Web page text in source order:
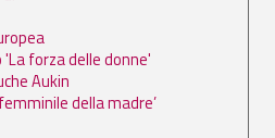
forza delle donne'
Aukin
della madre’